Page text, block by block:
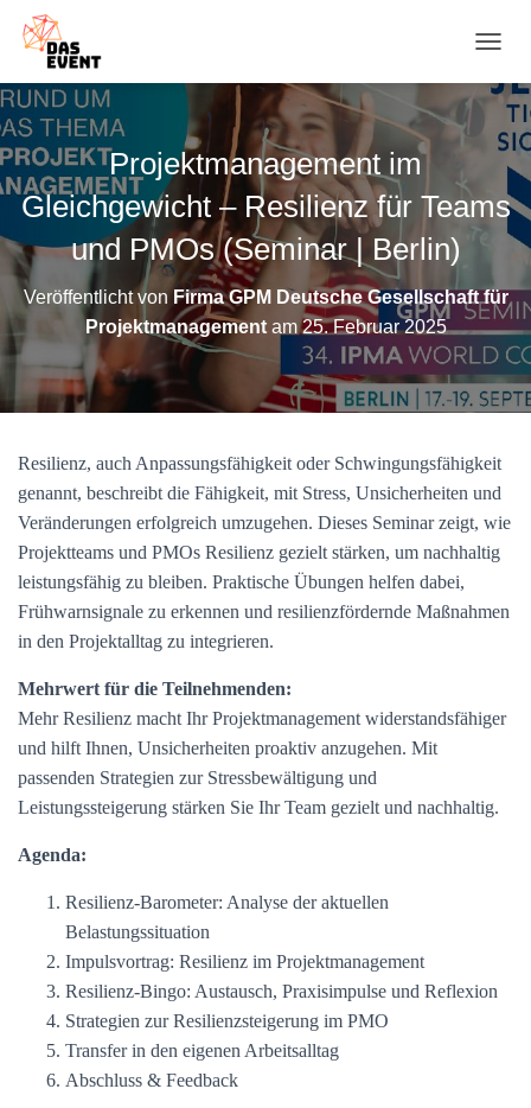
A
I
U
M
S
C
H
A
E
N
Projektmanagement im
Gleichgewicht – Resilienz für Teams
und PMOs (Seminar | Berlin)
Veröffentlicht von Firma GPM Deutsche Gesellschaft für
Projektmanagementam25. Februar 2025
Resilienz, auch Anpassungsfähigkeit oder Schwingungsfähigkeit
genannt, beschreibt die Fähigkeit, mit Stress, Unsicherheiten und
Veränderungen erfolgreich umzugehen. Dieses Seminar zeigt, wie
Projektteams und PMOs Resilienz gezielt stärken, um nachhaltig
leistungsfähig zu bleiben. Praktische Übungen helfen dabei,
Frühwarnsignale zu erkennen und resilienzfördernde Maßnahmen
in den Projektalltag zu integrieren.
Mehrwert für die Teilnehmenden:
Mehr Resilienz macht Ihr Projektmanagement widerstandsfähiger
und hilft Ihnen, Unsicherheiten proaktiv anzugehen. Mit
passenden Strategien zur Stressbewältigung und
Leistungssteigerung stärken Sie Ihr Team gezielt und nachhaltig.
Agenda:
Resilienz-Barometer: Analyse der aktuellen
Belastungssituation
Impulsvortrag: Resilienz im Projektmanagement
Resilienz-Bingo: Austausch, Praxisimpulse und Reflexion
Strategien zur Resilienzsteigerung im PMO
Transfer in den eigenen Arbeitsalltag
Abschluss & Feedback